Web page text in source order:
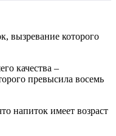
вызревание которого
качества –
превысила восемь
напиток имеет возраст